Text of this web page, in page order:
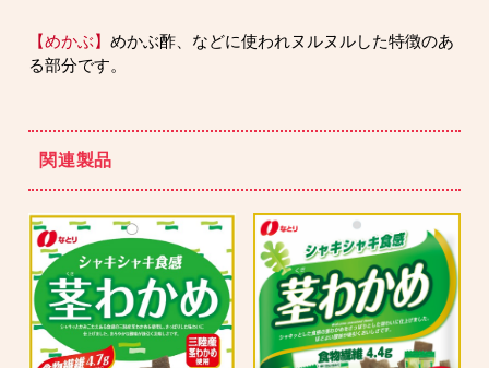
【めかぶ】めかぶ酢、などに使われヌルヌルした特徴のあ
る部分です。
関連製品